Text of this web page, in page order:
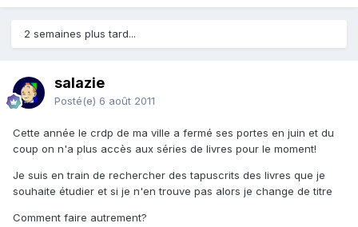
2 semaines plus tard...
salazie
Posté(e) 6 août 2011
Cette année le crdp de ma ville a fermé ses portes en juin et du
coup on n'a plus accès aux séries de livres pour le moment!
Je suis en train de rechercher des tapuscrits des livres que je
souhaite étudier et si je n'en trouve pas alors je change de titre
Comment faire autrement?